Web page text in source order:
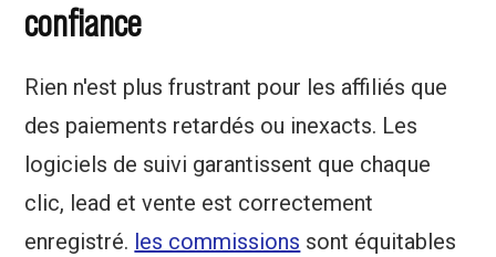
confiance
Rien n'est plus frustrant pour les affiliés que
des paiements retardés ou inexacts. Les
logiciels de suivi garantissent que chaque
clic, lead et vente est correctement
enregistré. les commissions sont équitables